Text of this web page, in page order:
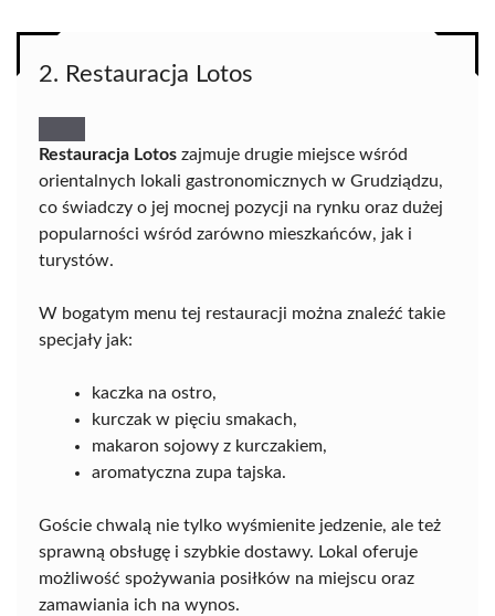
2. Restauracja Lotos
Restauracja Lotos zajmuje drugie miejsce wśród
orientalnych lokali gastronomicznych w Grudziądzu,
co świadczy o jej mocnej pozycji na rynku oraz dużej
popularności wśród zarówno mieszkańców, jak i
turystów.
W bogatym menu tej restauracji można znaleźć takie
specjały jak:
kaczka na ostro,
kurczak w pięciu smakach,
makaron sojowy z kurczakiem,
aromatyczna zupa tajska.
Goście chwalą nie tylko wyśmienite jedzenie, ale też
sprawną obsługę i szybkie dostawy. Lokal oferuje
możliwość spożywania posiłków na miejscu oraz
zamawiania ich na wynos.